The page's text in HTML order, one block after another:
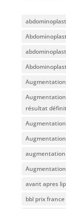
résultat
avant apres
bbl prix france